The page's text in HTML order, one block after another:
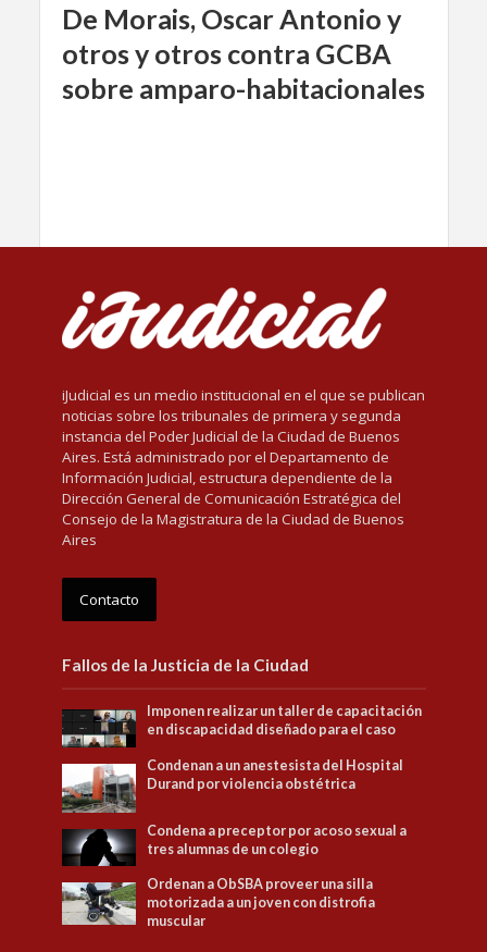
De Morais, Oscar Antonio y
otros y otros contra GCBA
sobre amparo-habitacionales
iJudicial es un medio institucional en el que se publican
noticias sobre los tribunales de primera y segunda
instancia del Poder Judicial de la Ciudad de Buenos
Aires. Está administrado por el Departamento de
Información Judicial, estructura dependiente de la
Dirección General de Comunicación Estratégica del
Consejo de la Magistratura de la Ciudad de Buenos
Aires
Contacto
Fallos de la Justicia de la Ciudad
Imponen realizar un taller de capacitación
en discapacidad diseñado para el caso
Condenan a un anestesista del Hospital
Durand por violencia obstétrica
Condena a preceptor por acoso sexual a
tres alumnas de un colegio
Ordenan a ObSBA proveer una silla
motorizada a un joven con distrofia
muscular